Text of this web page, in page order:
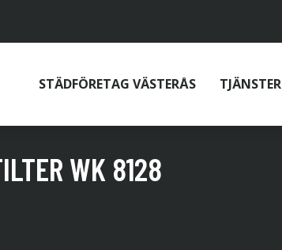
STÄDFÖRETAG VÄSTERÅS TJÄNSTER
WK 8128